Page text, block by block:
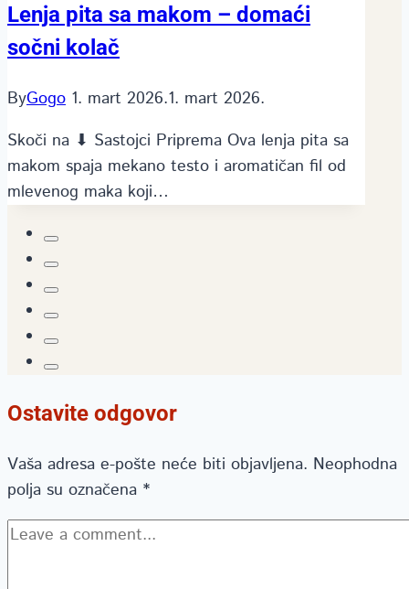
Lenja pita sa makom – domaći
sočni kolač
ByGogo 1. mart 2026.1. mart 2026.
Skoči na ⬇ Sastojci Priprema Ova lenja pita sa
makom spaja mekano testo i aromatičan fil od
mlevenog maka koji…
Ostavite odgovor
Vaša adresa e-pošte neće biti objavljena. Neophodna
polja su označena *